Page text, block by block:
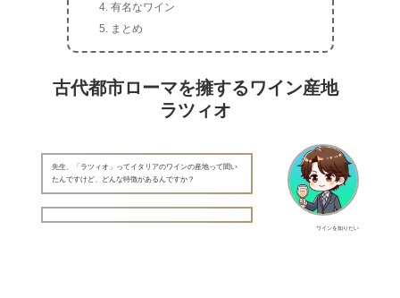
有名なワイン
まとめ
古代都市ローマを擁するワイン産地
ラツィオ
ワインを知りたい
先生、「ラツィオ」ってイタリアのワインの産地って聞い
たんですけど、どんな特徴があるんですか？